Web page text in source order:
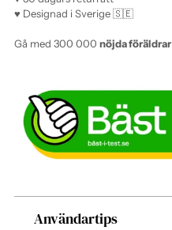
♥ Designad i Sverige 🇸🇪
Gå med 300 000 nöjda föräldrar
produkten
Användartips